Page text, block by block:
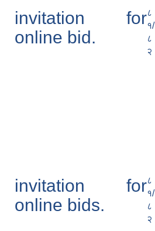
invitation for
online bid.
८
१/
८
२
invitation for
online bids.
८
१/
८
२